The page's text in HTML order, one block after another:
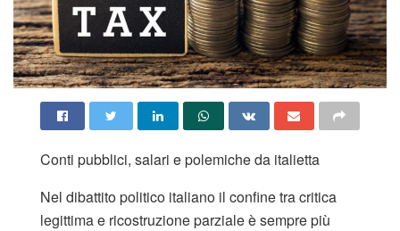
Conti pubblici, salari e polemiche da italietta
Nel dibattito politico italiano il confine tra critica
legittima e ricostruzione parziale è sempre più